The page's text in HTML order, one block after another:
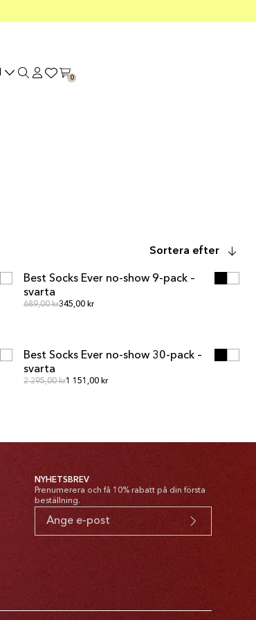
0
Sortera efter
MULTIPACK
LÄGG I VARUKORGEN
LÄGG I VARUKORGEN
Best Socks Ever no-show 9-pack –
svarta
Ordinarie pris
689,00 krOrdinarie pris
345,00 kr
MULTIPACK
Best Socks Ever no-show 30-pack –
svarta
Ordinarie pris
2 295,00 krOrdinarie pris
1 151,00 kr
NYHETSBREV
Prenumerera och få 10% rabatt på din första
beställning.